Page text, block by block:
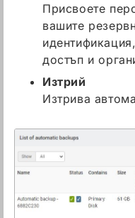
Присвоете
вашите
достъп и
Изтрий
Изтрива